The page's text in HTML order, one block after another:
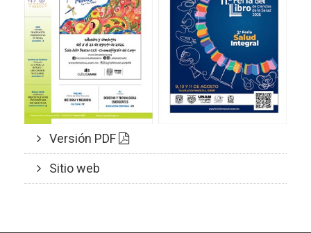
Versión PDF
Sitio web